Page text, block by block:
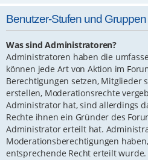
Benutzer-Stufen und Gruppen
Was sind Administratoren?
Administratoren haben die
können jede Art von Aktion im
Berechtigungen setzen, Mitglieder
erstellen, Moderationsrechte
Administrator hat, sind allerdings
Rechte ihnen ein Gründer des
Administrator erteilt hat.
Moderationsberechtigungen
entsprechende Recht erteilt wurde.